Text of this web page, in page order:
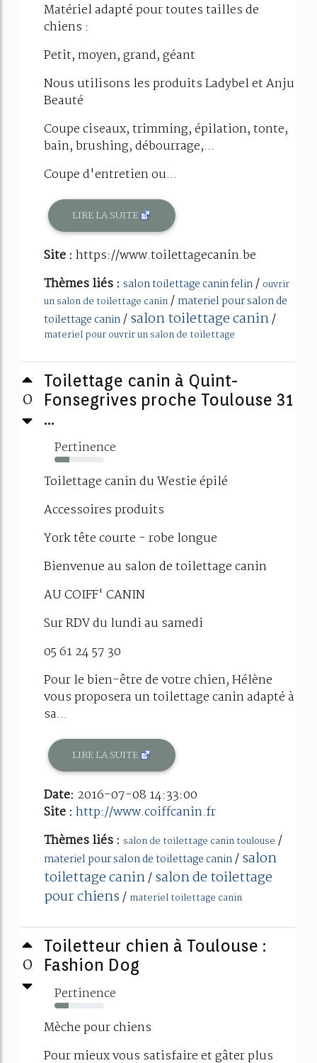
Matériel adapté pour toutes tailles de
chiens :
Petit, moyen, grand, géant
Nous utilisons les produits Ladybel et Anju
Beauté
Coupe ciseaux, trimming, épilation, tonte,
bain, brushing, débourrage,...
Coupe d'entretien ou...
LIRE LA SUITE
Site : https://www.toilettagecanin.be
Thèmes liés : salon toilettage canin felin/ ouvrir
un salon de toilettage canin/ materiel pour salon de
toilettage canin/salon toilettage canin/
materiel pour ouvrir un salon de toilettage
0
Toilettage canin à Quint-
Fonsegrives proche Toulouse 31
...
Pertinence
30%
Toilettage canin du Westie épilé
Accessoires produits
York tête courte - robe longue
Bienvenue au salon de toilettage canin
AU COIFF' CANIN
Sur RDV du lundi au samedi
05 61 24 57 30
Pour le bien-être de votre chien, Hélène
vous proposera un toilettage canin adapté à
sa...
LIRE LA SUITE
Date: 2016-07-08 14:33:00
Site : http://www.coiffcanin.fr
Thèmes liés : salon de toilettage canin toulouse /
materiel pour salon de toilettage canin/salon
toilettage canin/salon de toilettage
pour chiens/ materiel toilettage canin
0
Toiletteur chien à Toulouse :
Fashion Dog
Pertinence
29%
Mèche pour chiens
Pour mieux vous satisfaire et gâter plus